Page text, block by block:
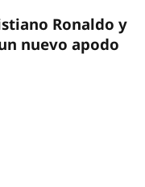
Ronaldo y
nuevo apodo